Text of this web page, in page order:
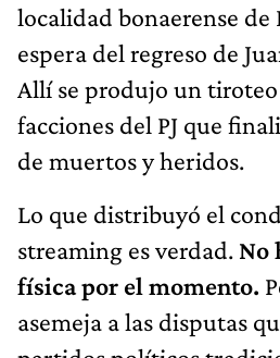
localidad bonaerense de
espera del regreso de
Allí se produjo un
facciones del PJ que
de muertos y heridos.
Lo que distribuyó el
streaming es verdad. No
física por el momento.
asemeja a las disputas